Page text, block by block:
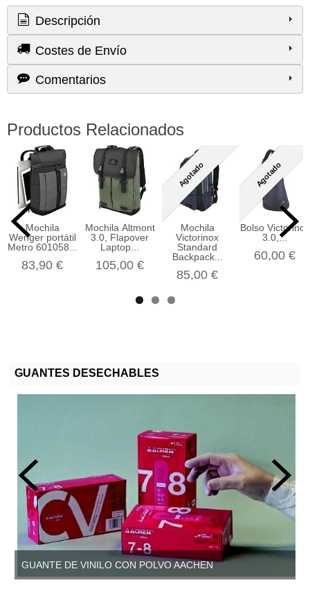
GUANTES DESECHABLES
GUANTE DE VINILO CON POLVO AACHEN
GUANTE DE VINILO SIN POLVO, AACHEN
Descripción
Costes de Envío
Comentarios
Productos Relacionados
Mochila
Wenger portátil
Metro 601058...
83,90 €
Mochila Altmont
3.0, Flapover
Laptop...
105,00 €
Agotado
Mochila
Victorinox
Standard
Backpack...
85,00 €
Agotado
Bolso Victorinox
3.0,...
60,00 €